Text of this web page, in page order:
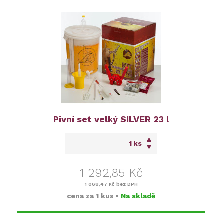
Pivní set velký SILVER 23 l
ks
1 292,85 Kč
1 068,47 Kč bez DPH
cena za 1 kus • Na skladě